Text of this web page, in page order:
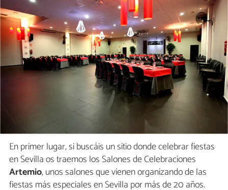
En primer lugar, si buscáis un sitio donde celebrar fiestas
en Sevilla os traemos los Salones de Celebraciones
Artemio, unos salones que vienen organizando de las
fiestas más especiales en Sevilla por más de 20 años.